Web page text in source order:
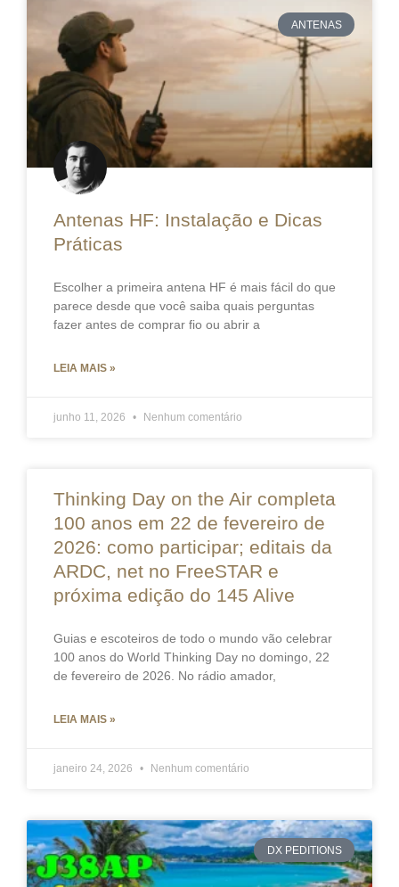
ANTENAS
Antenas HF: Instalação e Dicas
Práticas
Escolher a primeira antena HF é mais fácil do que
parece desde que você saiba quais perguntas
fazer antes de comprar fio ou abrir a
LEIA MAIS »
junho 11, 2026 Nenhum comentário
Thinking Day on the Air completa
100 anos em 22 de fevereiro de
2026: como participar; editais da
ARDC, net no FreeSTAR e
próxima edição do 145 Alive
Guias e escoteiros de todo o mundo vão celebrar
100 anos do World Thinking Day no domingo, 22
de fevereiro de 2026. No rádio amador,
LEIA MAIS »
janeiro 24, 2026 Nenhum comentário
DX PEDITIONS